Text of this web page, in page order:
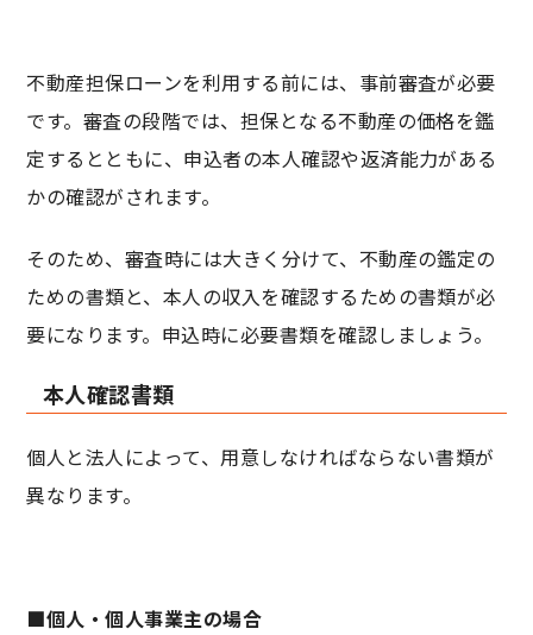
不動産担保ローンを利用する前には、事前審査が必要
です。審査の段階では、担保となる不動産の価格を鑑
定するとともに、申込者の本人確認や返済能力がある
かの確認がされます。
そのため、審査時には大きく分けて、不動産の鑑定の
ための書類と、本人の収入を確認するための書類が必
要になります。申込時に必要書類を確認しましょう。
本人確認書類
個人と法人によって、用意しなければならない書類が
異なります。
■個人・個人事業主の場合